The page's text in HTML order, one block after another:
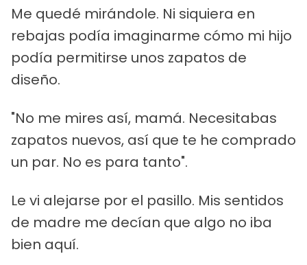
Me quedé mirándole. Ni siquiera en
rebajas podía imaginarme cómo mi hijo
podía permitirse unos zapatos de
diseño.
"No me mires así, mamá. Necesitabas
zapatos nuevos, así que te he comprado
un par. No es para tanto".
Le vi alejarse por el pasillo. Mis sentidos
de madre me decían que algo no iba
bien aquí.